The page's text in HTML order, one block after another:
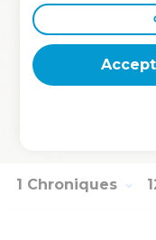
Éliel, de Mahavim,
Yitma, le Moabite.
Éliel, Obed et
© Société biblique française –
1 Chroniques